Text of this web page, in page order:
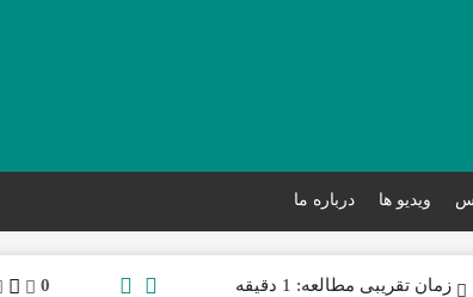
ویدیو ها درباره ما
زمان تقریبی مطالعه: 1 دقیقه 0